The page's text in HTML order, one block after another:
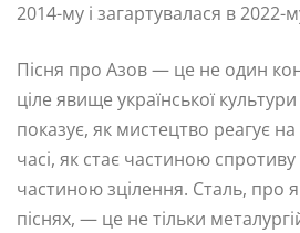
2014-му і загартувалася в 2022-
Пісня про Азов — це не один
ціле явище української
показує, як мистецтво реагує
часі, як стає частиною
частиною зцілення. Сталь, про
піснях, — це не тільки